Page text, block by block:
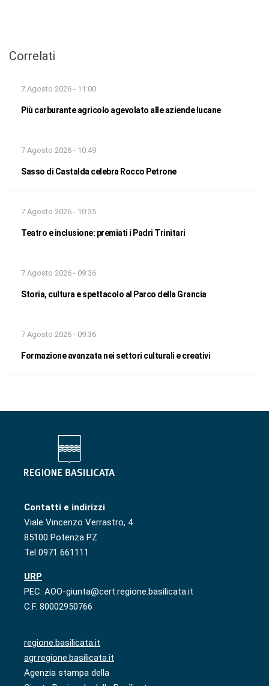
Correlati
7 Agosto 2026 - 11:00
Più carburante agricolo agevolato alle aziende lucane
7 Agosto 2026 - 10:49
Sasso di Castalda celebra Rocco Petrone
7 Agosto 2026 - 10:35
Teatro e inclusione: premiati i Padri Trinitari
7 Agosto 2026 - 09:36
Storia, cultura e spettacolo al Parco della Grancia
7 Agosto 2026 - 09:36
Formazione avanzata nei settori culturali e creativi
Contatti e indirizzi
Viale Vincenzo Verrastro, 4
85100 Potenza PZ
Tel 0971 661111
URP
PEC: AOO-giunta@cert.regione.basilicata.it
C.F. 80002950766
regione.basilicata.it
agr.regione.basilicata.it
Agenzia stampa della